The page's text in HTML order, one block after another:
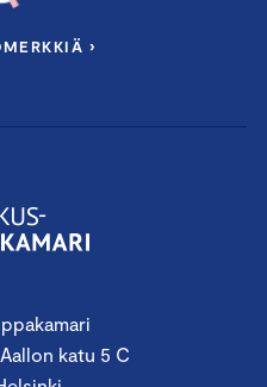
katu 5 C
›